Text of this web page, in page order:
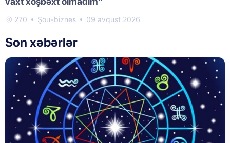
270 Şou-biznes 09 avqust 2026
Son xəbərlər